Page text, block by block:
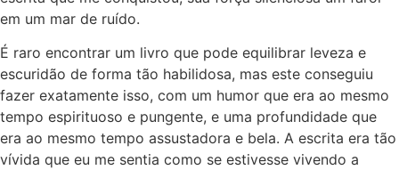
em um mar de ruído.
É raro encontrar um livro que pode equilibrar leveza e
escuridão de forma tão habilidosa, mas este conseguiu
fazer exatamente isso, com um humor que era ao mesmo
tempo espirituoso e pungente, e uma profundidade que
era ao mesmo tempo assustadora e bela. A escrita era tão
vívida que eu me sentia como se estivesse vivendo a